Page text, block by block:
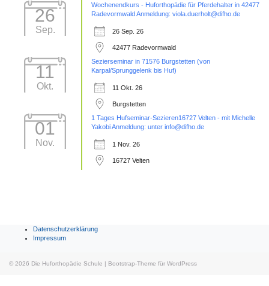
26
Sep.
Wochenendkurs - Huforthopädie für Pferdehalter in 42477
Radevormwald Anmeldung: viola.duerholt@difho.de
26 Sep. 26
42477 Radevormwald
11
Okt.
Sezierseminar in 71576 Burgstetten (von
Karpal/Sprunggelenk bis Huf)
11 Okt. 26
Burgstetten
01
Nov.
1 Tages Hufseminar-Sezieren16727 Velten - mit Michelle
Yakobi Anmeldung: unter info@difho.de
1 Nov. 26
16727 Velten
Datenschutzerklärung
Impressum
© 2026 Die Huforthopädie Schule | Bootstrap-Theme für WordPress